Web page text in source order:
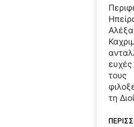
ευχές
τους
τη